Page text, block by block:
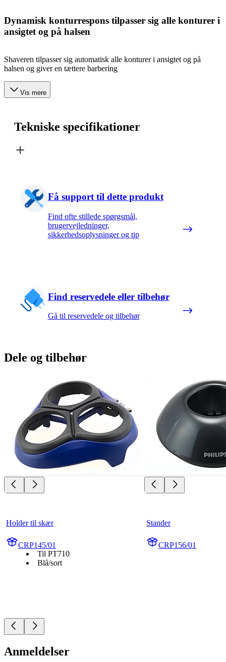
Dynamisk konturrespons tilpasser sig alle konturer i
ansigtet og på halsen
Shaveren tilpasser sig automatisk alle konturer i ansigtet og på
halsen og giver en tættere barbering
Vis mere
Tekniske specifikationer
Få support til dette produkt
Find ofte stillede spørgsmål,
brugervejledninger,
sikkerhedsoplysninger og tip
Find reservedele eller tilbehør
Gå til reservedele og tilbehør
Dele og tilbehør
Holder til skær
CRP145/01
Til PT710
Blå/sort
Stander
CRP156/01
Anmeldelser